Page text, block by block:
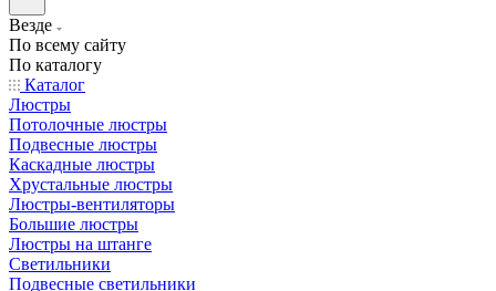
Везде
По всему сайту
По каталогу
Каталог
Люстры
Потолочные люстры
Подвесные люстры
Каскадные люстры
Хрустальные люстры
Люстры-вентиляторы
Большие люстры
Люстры на штанге
Светильники
Подвесные светильники